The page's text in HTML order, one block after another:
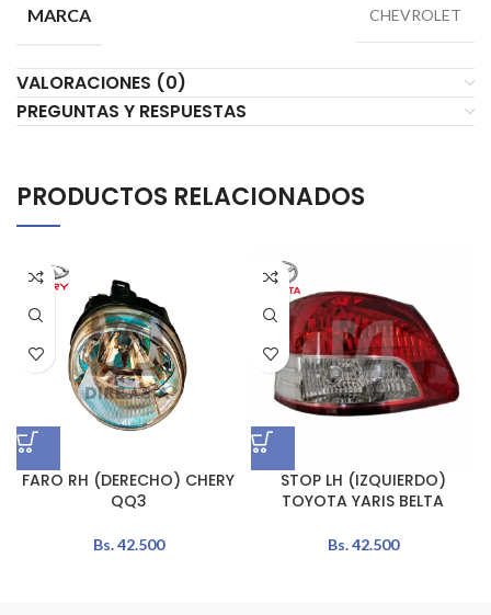
MARCA CHEVROLET
VALORACIONES (0)
PREGUNTAS Y RESPUESTAS
PRODUCTOS RELACIONADOS
FARO RH (DERECHO) CHERY
QQ3
Bs.42.500
STOP LH (IZQUIERDO)
TOYOTA YARIS BELTA
Bs.42.500